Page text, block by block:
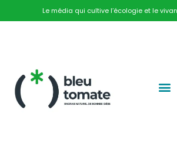
Le média qui cultive l’écologie et le